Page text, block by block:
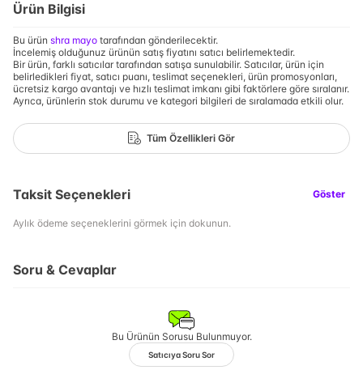
Ürün Bilgisi
Bu ürün shra mayo tarafından gönderilecektir.
İncelemiş olduğunuz ürünün satış fiyatını satıcı belirlemektedir.
Bir ürün, farklı satıcılar tarafından satışa sunulabilir. Satıcılar, ürün için
belirledikleri fiyat, satıcı puanı, teslimat seçenekleri, ürün promosyonları,
ücretsiz kargo avantajı ve hızlı teslimat imkanı gibi faktörlere göre sıralanır.
Ayrıca, ürünlerin stok durumu ve kategori bilgileri de sıralamada etkili olur.
Tüm Özellikleri Gör
Taksit Seçenekleri Göster
Aylık ödeme seçeneklerini görmek için dokunun.
Soru & Cevaplar
Bu Ürünün Sorusu Bulunmuyor.
Satıcıya Soru Sor